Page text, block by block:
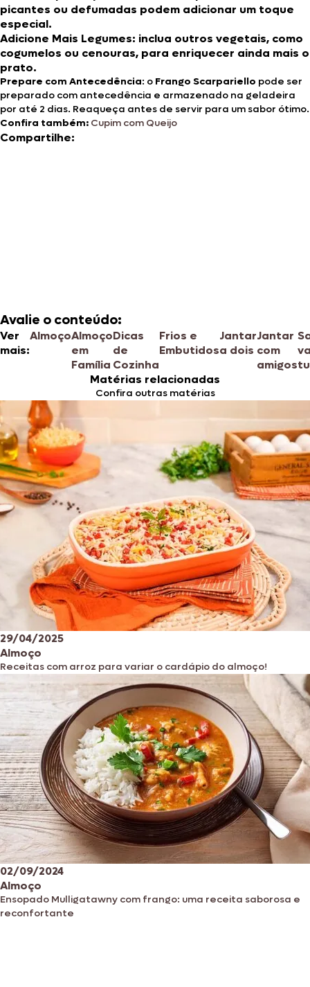
picantes ou defumadas podem adicionar um toque
especial.
Adicione Mais Legumes: inclua outros vegetais, como
cogumelos ou cenouras, para enriquecer ainda mais o
prato.
Prepare com Antecedência: o Frango Scarpariello pode ser
preparado com antecedência e armazenado na geladeira
por até 2 dias. Reaqueça antes de servir para um sabor ótimo.
Confira também: Cupim com Queijo
Compartilhe:
Avalie o conteúdo:
Ver
mais:
AlmoçoAlmoço
em
Família
Dicas
de
Cozinha
Frios e
Embutidos
Jantar
a dois
Jantar
com
amigos
Matérias relacionadas
Confira outras matérias
29/04/2025
Almoço
Receitas com arroz para variar o cardápio do almoço!
02/09/2024
Almoço
Ensopado Mulligatawny com frango: uma receita saborosa e
reconfortante